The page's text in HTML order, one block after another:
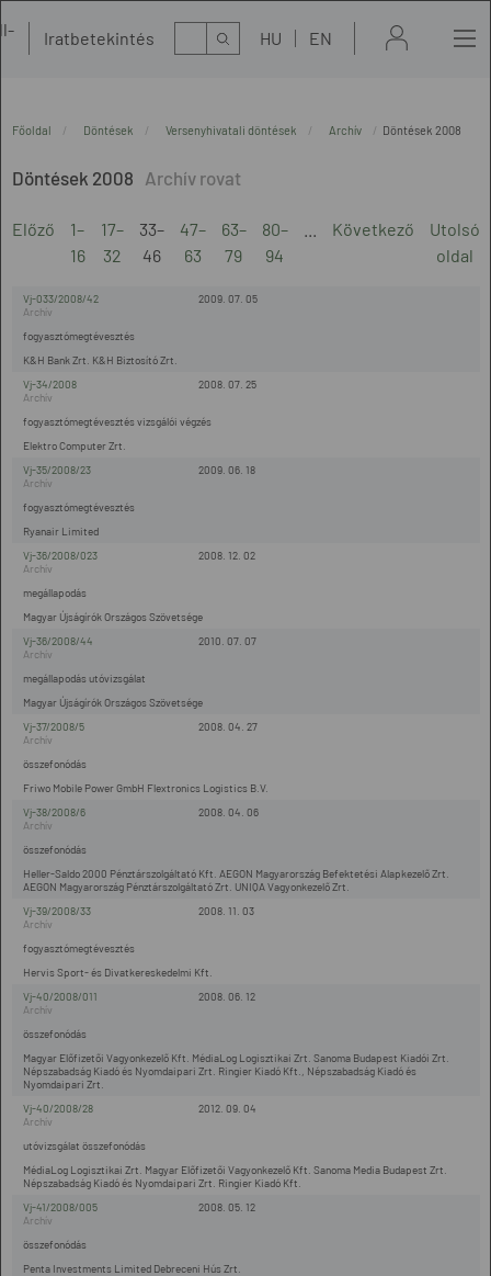
Iratbetekintés Kereső HU EN
Főoldal Döntések Versenyhivatali döntések Archív Döntések 2008
Döntések 2008
Előző
1–
16
17–
32
33–
46
47–
63
63–
79
80–
94
Következő
Utolsó
oldal
2009. 07. 05
Vj-033/2008/42
K&H Bank Zrt. K&H Biztosító Zrt.
fogyasztómegtévesztés
2008. 07. 25
Vj-34/2008
Elektro Computer Zrt.
fogyasztómegtévesztés vizsgálói végzés
2009. 06. 18
Vj-35/2008/23
Ryanair Limited
fogyasztómegtévesztés
2008. 12. 02
Vj-36/2008/023
Magyar Újságírók Országos Szövetsége
megállapodás
2010. 07. 07
Vj-36/2008/44
Magyar Újságírók Országos Szövetsége
megállapodás utóvizsgálat
2008. 04. 27
Vj-37/2008/5
Friwo Mobile Power GmbH Flextronics Logistics B.V.
összefonódás
2008. 04. 06
Vj-38/2008/6
Heller-Saldo 2000 Pénztárszolgáltató Kft. AEGON Magyarország Befektetési Alapkezelő Zrt.
AEGON Magyarország Pénztárszolgáltató Zrt. UNIQA Vagyonkezelő Zrt.
összefonódás
2008. 11. 03
Vj-39/2008/33
Hervis Sport- és Divatkereskedelmi Kft.
fogyasztómegtévesztés
2008. 06. 12
Vj-40/2008/011
Magyar Előfizetői Vagyonkezelő Kft. MédiaLog Logisztikai Zrt. Sanoma Budapest Kiadói Zrt.
Népszabadság Kiadó és Nyomdaipari Zrt. Ringier Kiadó Kft., Népszabadság Kiadó és
Nyomdaipari Zrt.
összefonódás
2012. 09. 04
Vj-40/2008/28
MédiaLog Logisztikai Zrt. Magyar Előfizetői Vagyonkezelő Kft. Sanoma Media Budapest Zrt.
Népszabadság Kiadó és Nyomdaipari Zrt. Ringier Kiadó Kft.
utóvizsgálat összefonódás
2008. 05. 12
Vj-41/2008/005
Penta Investments Limited Debreceni Hús Zrt.
összefonódás